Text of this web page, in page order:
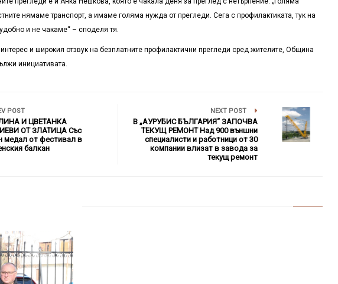
нямаме транспорт, а имаме голяма нужда от прегледи. Сега с профилактиката, тук на
и не чакаме“ – споделя тя.
и широкия отзвук на безплатните профилактични прегледи сред жителите, Община
инициативата.
POST
И ЦВЕТАНКА
ОТ ЗЛАТИЦА Със
медал от фестивал в
балкан
NEXT POST
В „АУРУБИС БЪЛГАРИЯ“ ЗАПОЧВА
ТЕКУЩ РЕМОНТ Над 900 външни
специалисти и работници от 30
компании влизат в завода за
текущ ремонт